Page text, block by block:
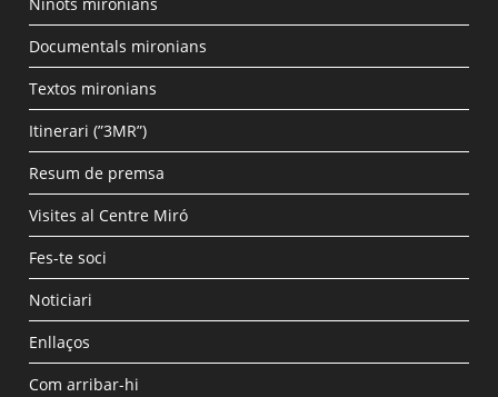
Documentals mironians
Textos mironians
Itinerari (”3MR”)
Resum de premsa
Visites al Centre Miró
Fes-te soci
Noticiari
Enllaços
Com arribar-hi